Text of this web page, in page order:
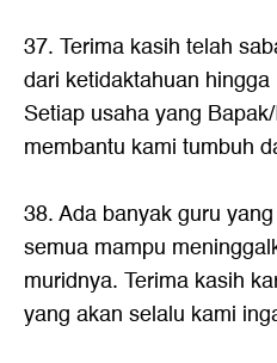
37. Terima kasih telah
dari ketidaktahuan
Setiap usaha yang
membantu kami tumbuh
38. Ada banyak guru
semua mampu
muridnya. Terima kasih
yang akan selalu kami